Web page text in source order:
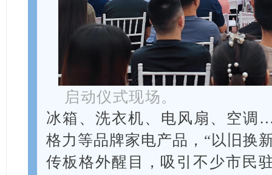
启动仪式现场。
冰箱、洗衣机、电风扇、空
格力等品牌家电产品，“以旧换
传板格外醒目，吸引不少市民